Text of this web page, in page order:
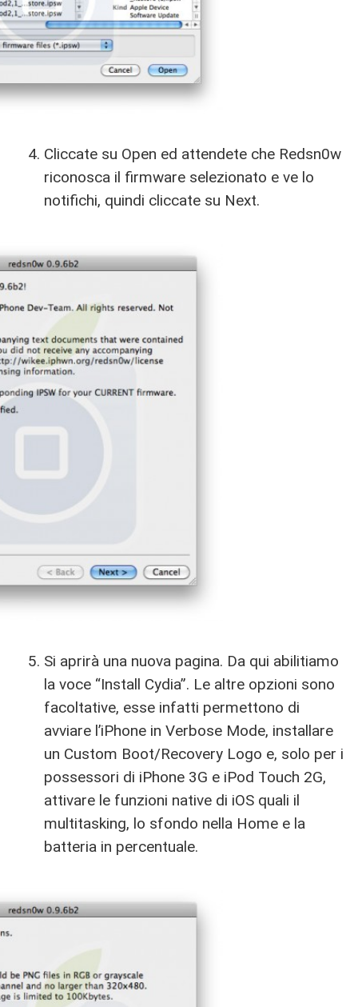
Cliccate su Open ed attendete che Redsn0w
riconosca il firmware selezionato e ve lo
notifichi, quindi cliccate su Next.
Si aprirà una nuova pagina. Da qui abilitiamo
la voce “Install Cydia”. Le altre opzioni sono
facoltative, esse infatti permettono di
avviare l’iPhone in Verbose Mode, installare
un Custom Boot/Recovery Logo e, solo per i
possessori di iPhone 3G e iPod Touch 2G,
attivare le funzioni native di iOS quali il
multitasking, lo sfondo nella Home e la
batteria in percentuale.